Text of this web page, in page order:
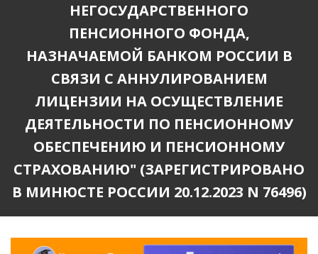
НЕГОСУДАРСТВЕННОГО
ПЕНСИОННОГО ФОНДА,
НАЗНАЧАЕМОЙ БАНКОМ РОССИИ В
СВЯЗИ С АННУЛИРОВАНИЕМ
ЛИЦЕНЗИИ НА ОСУЩЕСТВЛЕНИЕ
ДЕЯТЕЛЬНОСТИ ПО ПЕНСИОННОМУ
ОБЕСПЕЧЕНИЮ И ПЕНСИОННОМУ
СТРАХОВАНИЮ" (ЗАРЕГИСТРИРОВАНО
В МИНЮСТЕ РОССИИ 20.12.2023 N 76496)